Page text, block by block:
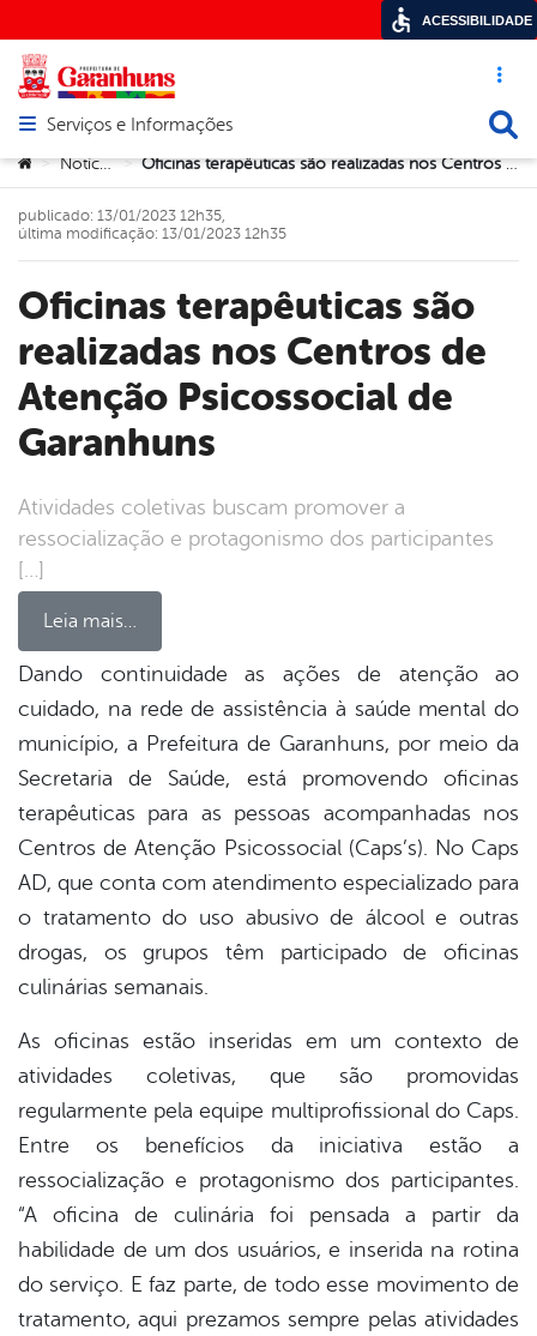
Acesso
Abrir menu principal de navegação
Serviços e Informações
Você está aqui:
> Notícias > Oficinas terapêuticas são realizadas nos Centros de Atenção Psicossocial de Garanhuns
Oficinas terapêuticas são
realizadas nos Centros de
Atenção Psicossocial de
Garanhuns
Atividades coletivas buscam promover a
ressocialização e protagonismo dos participantes
[…]
Leia mais…
publicado: 13/01/2023 12h35,
última modificação: 13/01/2023 12h35
Dando continuidade as ações de atenção ao
cuidado, na rede de assistência à saúde mental do
município, a Prefeitura de Garanhuns, por meio da
Secretaria de Saúde, está promovendo oficinas
terapêuticas para as pessoas acompanhadas nos
Centros de Atenção Psicossocial (Caps’s). No Caps
AD, que conta com atendimento especializado para
o tratamento do uso abusivo de álcool e outras
drogas, os grupos têm participado de oficinas
culinárias semanais.
As oficinas estão inseridas em um contexto de
atividades coletivas, que são promovidas
regularmente pela equipe multiprofissional do Caps.
Entre os benefícios da iniciativa estão a
ressocialização e protagonismo dos participantes.
“A oficina de culinária foi pensada a partir da
habilidade de um dos usuários, e inserida na rotina
do serviço. E faz parte, de todo esse movimento de
tratamento, aqui prezamos sempre pelas atividades
ACESSIBILIDADE